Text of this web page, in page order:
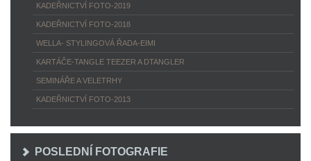
KADEŘNICTVÍ FOTO-2019
KADEŘNICTVÍ FOTO-2018
WELLA- STYLINGOVÁ ŘADA-EIMI
KARTÁČE-TANGLE TEEZER A DTANGLER
SEMINÁŘE A VELETRHY
KADEŘNICTVÍ FOTO-2013
POSLEDNÍ FOTOGRAFIE